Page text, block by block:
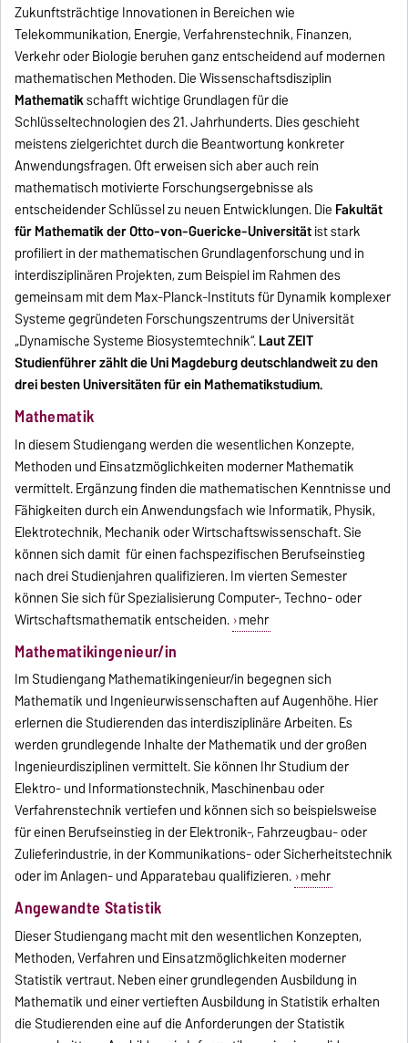
Zukunftsträchtige Innovationen in Bereichen wie
Telekommunikation, Energie, Verfahrenstechnik, Finanzen,
Verkehr oder Biologie beruhen ganz entscheidend auf modernen
mathematischen Methoden. Die Wissenschaftsdisziplin
Mathematikschafft wichtige Grundlagen für die
Schlüsseltechnologien des 21. Jahrhunderts. Dies geschieht
meistens zielgerichtet durch die Beantwortung konkreter
Anwendungsfragen. Oft erweisen sich aber auch rein
mathematisch motivierte Forschungsergebnisse als
entscheidender Schlüssel zu neuen Entwicklungen. Die Fakultät
für Mathematik der Otto-von-Guericke-Universitätist stark
profiliert in der mathematischen Grundlagenforschung und in
interdisziplinären Projekten, zum Beispiel im Rahmen des
gemeinsam mit dem Max-Planck-Instituts für Dynamik komplexer
Systeme gegründeten Forschungszentrums der Universität
„Dynamische Systeme Biosystemtechnik“.Laut ZEIT
Studienführer zählt die Uni Magdeburg deutschlandweit zu den
drei besten Universitäten für ein Mathematikstudium.
Mathematik
In diesem Studiengang werden die wesentlichen Konzepte,
Methoden und Einsatzmöglichkeiten moderner Mathematik
vermittelt. Ergänzung finden die mathematischen Kenntnisse und
Fähigkeiten durch ein Anwendungsfach wie Informatik, Physik,
Elektrotechnik, Mechanik oder Wirtschaftswissenschaft. Sie
können sich damit für einen fachspezifischen Berufseinstieg
nach drei Studienjahren qualifizieren. Im vierten Semester
können Sie sich für Spezialisierung Computer-, Techno- oder
Wirtschaftsmathematik entscheiden. mehr
Mathematikingenieur/in
Im Studiengang Mathematikingenieur/in begegnen sich
Mathematik und Ingenieurwissenschaften auf Augenhöhe. Hier
erlernen die Studierenden das interdisziplinäre Arbeiten. Es
werden grundlegende Inhalte der Mathematik und der großen
Ingenieurdisziplinen vermittelt. Sie können Ihr Studium der
Elektro- und Informationstechnik, Maschinenbau oder
Verfahrenstechnik vertiefen und können sich so beispielsweise
für einen Berufseinstieg in der Elektronik-, Fahrzeugbau- oder
Zulieferindustrie, in der Kommunikations- oder Sicherheitstechnik
oder im Anlagen- und Apparatebau qualifizieren. mehr
Angewandte Statistik
Dieser Studiengang macht mit den wesentlichen Konzepten,
Methoden, Verfahren und Einsatzmöglichkeiten moderner
Statistik vertraut. Neben einer grundlegenden Ausbildung in
Mathematik und einer vertieften Ausbildung in Statistik erhalten
die Studierenden eine auf die Anforderungen der Statistik